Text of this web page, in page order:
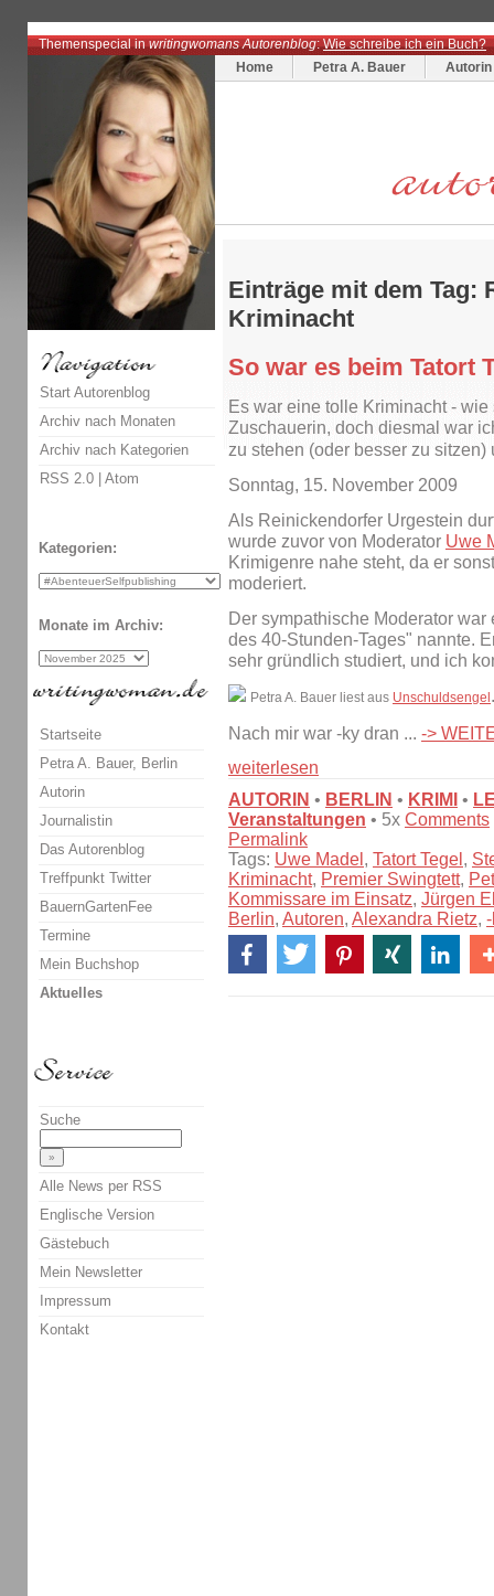
Themenspecial inwritingwomans Autorenblog:Wie schreibe ich ein Buch?
Home
Petra A. Bauer Autorin
Einträge mit dem Tag:
Kriminacht
So war es beim Tatort
Es war eine tolle Kriminacht -
Zuschauerin, doch diesmal war
zu stehen (oder besser zu
Sonntag, 15. November 2009
Als Reinickendorfer Urgestein
wurde zuvor von Moderator Uwe
Krimigenre nahe steht, da er
moderiert.
Der sympathische Moderator
des 40-Stunden-Tages" nannte.
sehr gründlich studiert, und ich
Petra A. Bauer liest aus Unschuldsengel .
Nach mir war -ky dran ... ->
weiterlesen
AUTORIN • BERLIN • KRIMI •
Veranstaltungen • 5x Comments
Permalink
Tags: Uwe Madel , Tatort Tegel ,
Kriminacht, Premier Swingtett,
Kommissare im Einsatz, Jürgen
Berlin, Autoren, Alexandra Rietz,
Start Autorenblog
Archiv nach Monaten
Archiv nach Kategorien
RSS 2.0 | Atom
Kategorien:
Monate im Archiv:
Startseite
Petra A. Bauer, Berlin
Autorin
Journalistin
Das Autorenblog
Treffpunkt Twitter
BauernGartenFee
Termine
Mein Buchshop
Aktuelles
Suche
Alle News per RSS
Englische Version
Gästebuch
Mein Newsletter
Impressum
Kontakt